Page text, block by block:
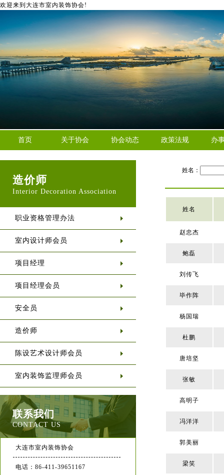
欢迎来到大连市室内装饰协会!
首页 关于协会 协会动态 政策法规 办
造价师
Interior Decoration Association
职业资格管理办法
室内设计师会员
项目经理
项目经理会员
安全员
造价师
陈设艺术设计师会员
室内装饰监理师会员
联系我们
CONTACT US
大连市室内装饰协会
电话：86-411-39651167
姓名：
姓名
赵忠杰
鲍磊
刘传飞
毕作阵
杨国瑞
杜鹏
唐培坚
张敏
高明子
冯洋洋
郭美丽
梁笑